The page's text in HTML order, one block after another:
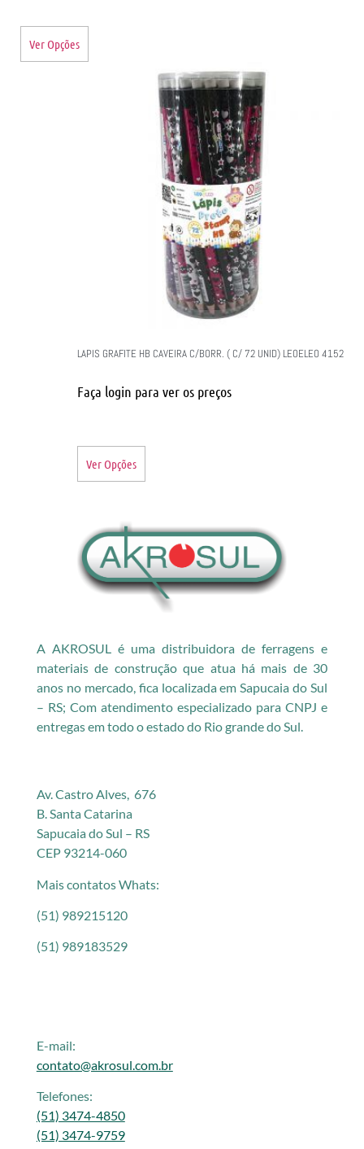
Ver Opções
LAPIS GRAFITE HB CAVEIRA C/BORR. ( C/ 72 UNID) LEOELEO 4152
Faça login para ver os preços
Ver Opções
A AKROSUL é uma distribuidora de ferragens e
materiais de construção que atua há mais de 30
anos no mercado, fica localizada em Sapucaia do Sul
– RS; Com atendimento especializado para CNPJ e
entregas em todo o estado do Rio grande do Sul.
Av. Castro Alves, 676
B. Santa Catarina
Sapucaia do Sul – RS
CEP 93214-060
Mais contatos Whats:
(51) 989215120
(51) 989183529
E-mail:
contato@akrosul.com.br
Telefones:
(51) 3474-4850
(51) 3474-9759